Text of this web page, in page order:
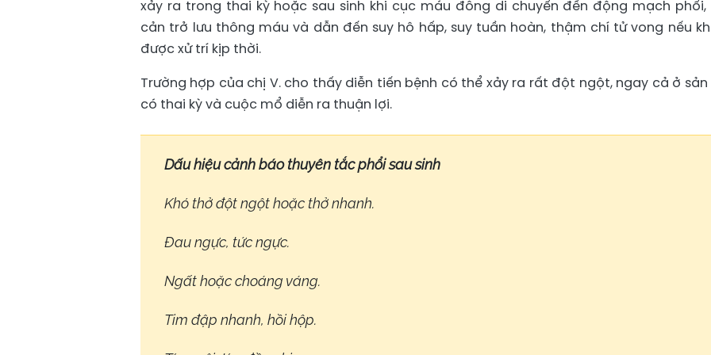
xảy ra trong thai kỳ hoặc sau sinh khi cục máu đông di chuyển đến động mạch phổi,
cản trở lưu thông máu và dẫn đến suy hô hấp, suy tuần hoàn, thậm chí tử vong nếu
được xử trí kịp thời.
Trường hợp của chị V. cho thấy diễn tiến bệnh có thể xảy ra rất đột ngột, ngay cả ở sản
có thai kỳ và cuộc mổ diễn ra thuận lợi.
Dấu hiệu cảnh báo thuyên tắc phổi sau sinh
Khó thở đột ngột hoặc thở nhanh.
Đau ngực, tức ngực.
Ngất hoặc choáng váng.
Tim đập nhanh, hồi hộp.